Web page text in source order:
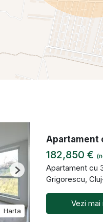
Harta
Next
Apartament
182,850 €
Apartament cu
Grigorescu,
Vezi mai